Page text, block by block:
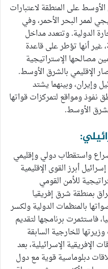
الأوسط على المنطقة لاعتبارات
لممر البحر الأحمر، وفي
الدولية. وتتعدد مداخل
غير أنها تؤطر على قاعدة
مصالحها الإستراتيجية
الإقليمي بالشرق الأوسط.
وبينهما يشتد
ومواقع لتمركزات قواتها
الأوسط.
واستقطاب دولي وإقليمي
أبرز القوى الإقليمية
للأمن القومي
بمنطقة شرق إفريقيا
بالمنظمات الدولية ولكسر
فاستثمرت برنامجها لتقديم
للخارجية السابقة
الإفريقية الإسرائيلية، بعد
دبلوماسية قوية مع دول